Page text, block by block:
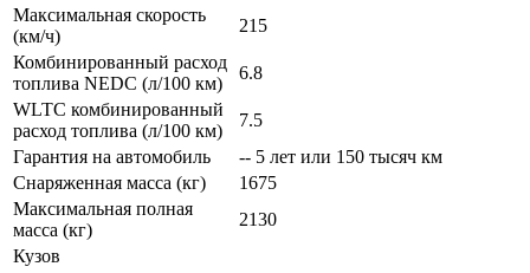
Максимальная скорость
(км/ч)
215
Комбинированный расход
топлива NEDC (л/100 км)
6.8
WLTC комбинированный
расход топлива (л/100 км)
7.5
Гарантия на автомобиль
-- 5 лет или 150 тысяч км
Снаряженная масса (кг)
1675
Максимальная полная
масса (кг)
2130
Кузов